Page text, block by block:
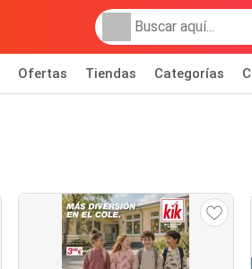
Ofertas Tiendas Categorías